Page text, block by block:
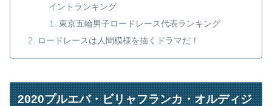
イントランキング
東京五輪男子ロードレース代表ランキング
ロードレースは人間模様を描くドラマだ！
2020プルエバ・ビリャフランカ・オルディジ